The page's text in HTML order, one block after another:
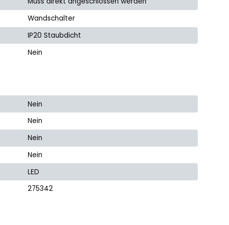
Wandschalter
IP20 Staubdicht
Nein
Nein
Nein
Nein
Nein
LED
275342